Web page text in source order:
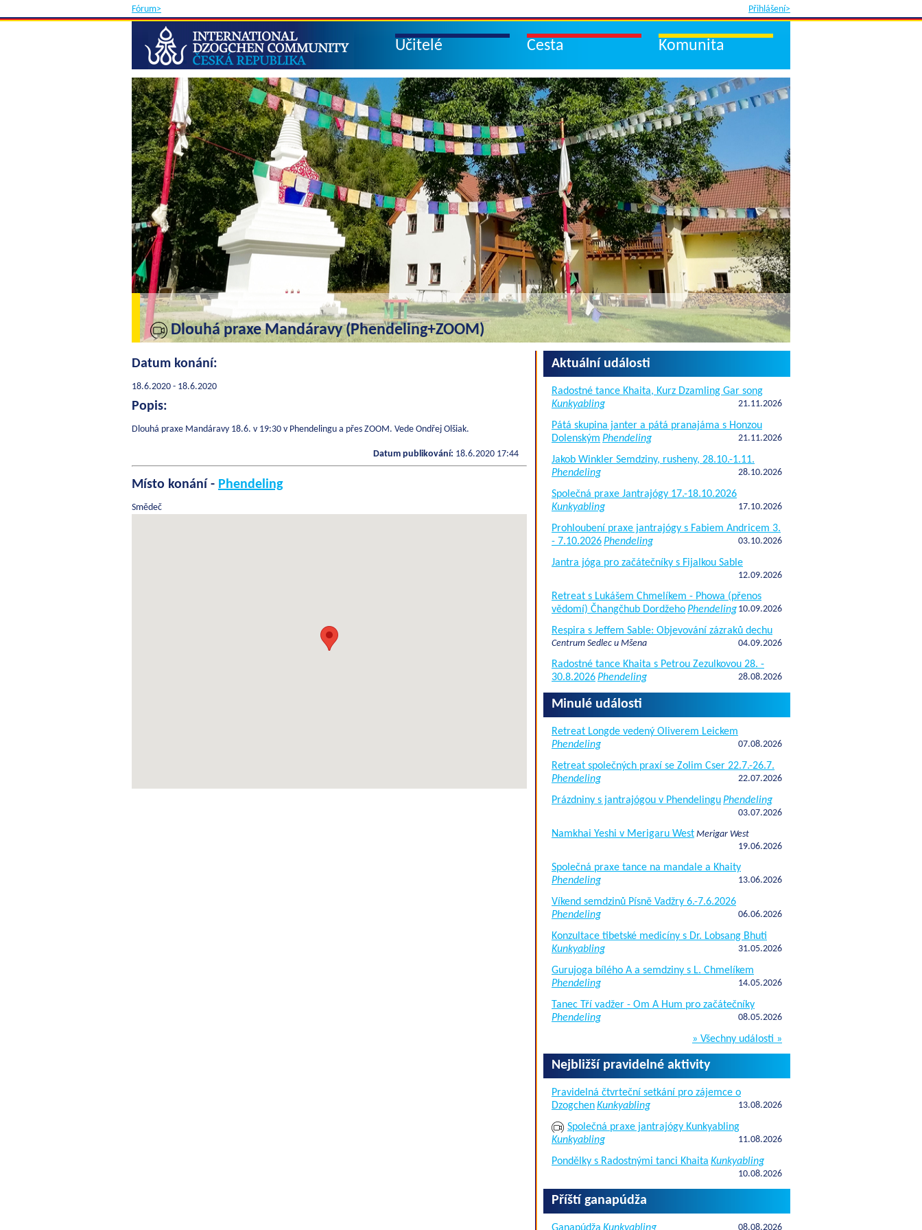
Fórum> Přihlášení>
Učitelé Cesta Komunita
Dlouhá praxe Mandáravy (Phendeling+ZOOM)
Datum konání:
18.6.2020 - 18.6.2020
Popis:
Dlouhá praxe Mandáravy 18.6. v 19:30 v Phendelingu a přes ZOOM. Vede Ondřej Olšiak.
Datum publikování: 18.6.2020 17:44
Místo konání - Phendeling
Smědeč
Aktuální události
Radostné tance Khaita, Kurz Dzamling Gar song
Kunkyabling
21.11.2026
Pátá skupina janter a pátá pranajáma s Honzou
Dolenským Phendeling 21.11.2026
Jakob Winkler Semdziny, rusheny, 28.10.-1.11.
Phendeling
28.10.2026
Společná praxe Jantrajógy 17.-18.10.2026
Kunkyabling
17.10.2026
Prohloubení praxe jantrajógy s Fabiem Andricem 3.
- 7.10.2026Phendeling 03.10.2026
Jantra jóga pro začátečníky s Fijalkou Sable
12.09.2026
Retreat s Lukášem Chmelíkem - Phowa (přenos
vědomí) Čhangčhub DordžehoPhendeling 10.09.2026
Respira s Jeffem Sable: Objevování zázraků dechu
Centrum Sedlec u Mšena 04.09.2026
Radostné tance Khaita s Petrou Zezulkovou 28. -
30.8.2026Phendeling 28.08.2026
Minulé události
Retreat Longde vedený Oliverem Leickem
Phendeling
07.08.2026
Retreat společných praxí se Zolim Cser 22.7.-26.7.
Phendeling
22.07.2026
Prázdniny s jantrajógou v PhendelinguPhendeling
03.07.2026
Namkhai Yeshi v Merigaru West Merigar West
19.06.2026
Společná praxe tance na mandale a Khaity
Phendeling
13.06.2026
Víkend semdzinů Písně Vadžry 6.-7.6.2026
Phendeling
06.06.2026
Konzultace tibetské medicíny s Dr. Lobsang Bhuti
Kunkyabling
31.05.2026
Gurujoga bílého A a semdziny s L. Chmelíkem
Phendeling
14.05.2026
Tanec Tří vadžer - Om A Hum pro začátečníky
Phendeling
08.05.2026
» Všechny události »
Nejbližší pravidelné aktivity
Pravidelná čtvrteční setkání pro zájemce o
DzogchenKunkyabling 13.08.2026
Společná praxe jantrajógy Kunkyabling
Kunkyabling
11.08.2026
Pondělky s Radostnými tanci Khaita Kunkyabling
10.08.2026
Příští ganapúdža
08.08.2026